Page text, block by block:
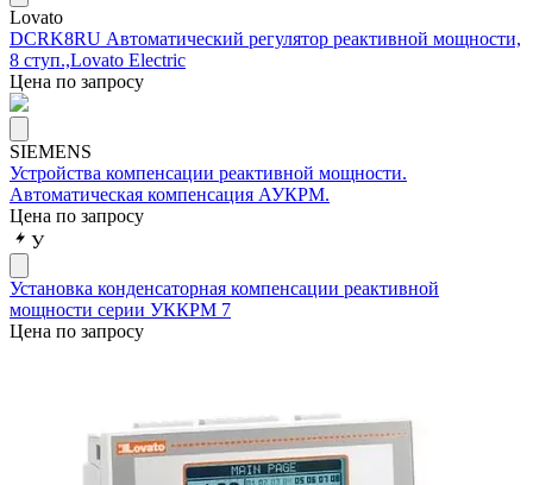
Lovato
DCRK8RU Автоматический регулятор реактивной мощности,
8 ступ.,Lovato Electric
Цена по запросу
SIEMENS
Устройства компенсации реактивной мощности.
Автоматическая компенсация АУКРМ.
Цена по запросу
У
Установка конденсаторная компенсации реактивной
мощности серии УККРМ 7
Цена по запросу